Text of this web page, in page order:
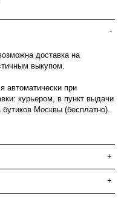
-
доставка на
выкупом.
автоматически при
курьером, в пункт выдачи
Москвы (бесплатно).
+
+